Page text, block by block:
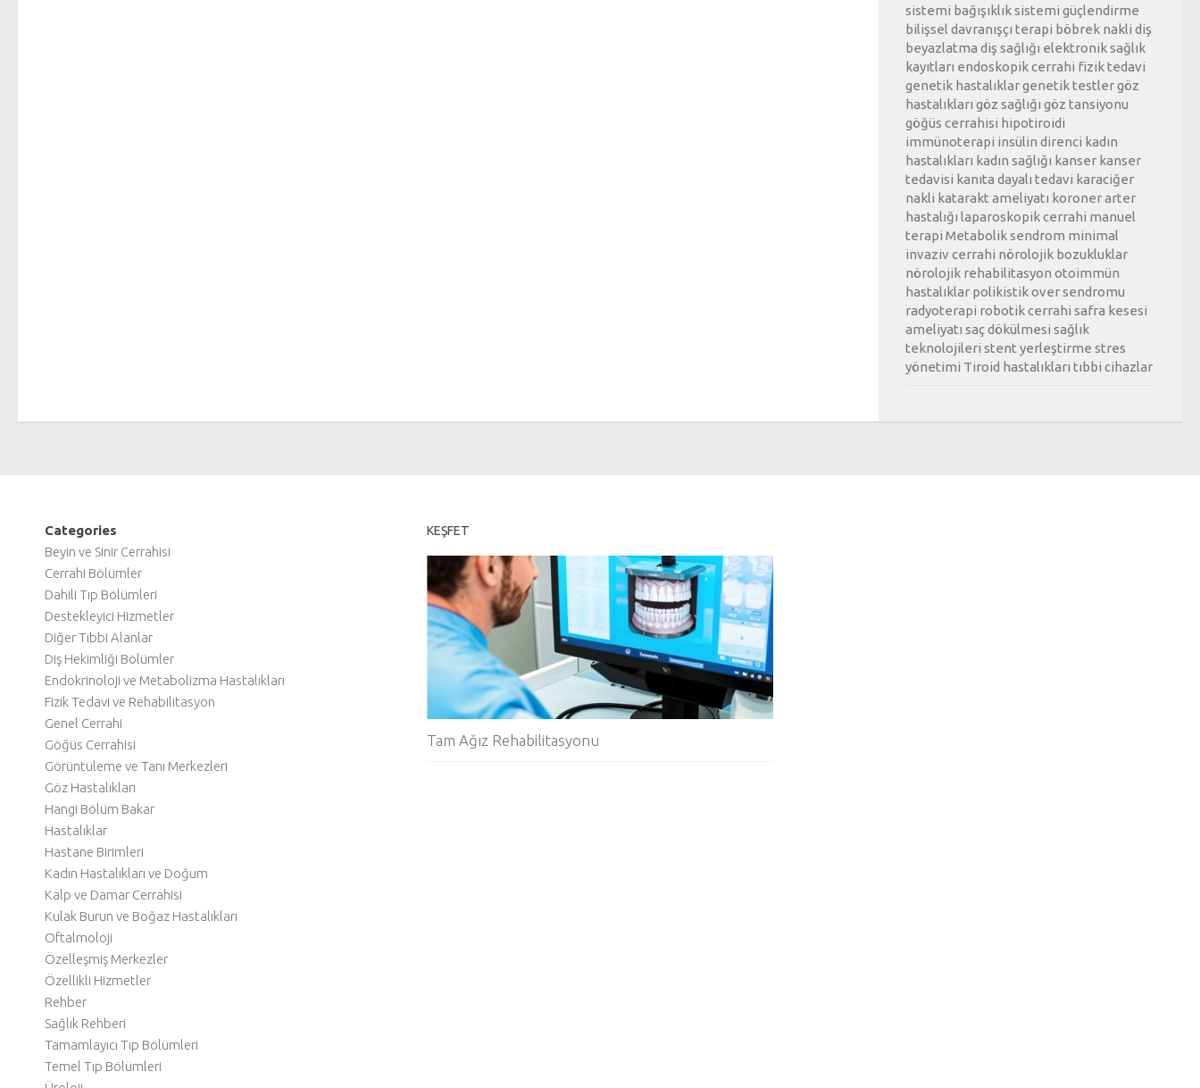
sistemi bağışıklık sistemi güçlendirme
bilişsel davranışçı terapi böbrek nakli diş
beyazlatma diş sağlığı elektronik sağlık
kayıtları endoskopik cerrahi fizik tedavi
genetik hastalıklargenetik testlergöz
hastalıkları göz sağlığı göz tansiyonu
göğüs cerrahisi hipotiroidi
immünoterapi insülin direnci kadın
hastalıkları kadın sağlığı kanser kanser
tedavisi kanıta dayalı tedavi karaciğer
nakli katarakt ameliyatı koroner arter
hastalığı laparoskopik cerrahi manuel
terapi Metabolik sendrom minimal
invaziv cerrahi nörolojik bozukluklar
nörolojik rehabilitasyon otoimmün
hastalıklar polikistik over sendromu
radyoterapi robotik cerrahi safra kesesi
ameliyatı saç dökülmesi sağlık
teknolojileri stent yerleştirme stres
yönetimi Tiroid hastalıkları tıbbi cihazlar
Categories
Beyin ve Sinir Cerrahisi
Cerrahi Bölümler
Dahili Tıp Bölümleri
Destekleyici Hizmetler
Diğer Tıbbi Alanlar
Diş Hekimliği Bölümler
Endokrinoloji ve Metabolizma Hastalıkları
Fizik Tedavi ve Rehabilitasyon
Genel Cerrahi
Göğüs Cerrahisi
Görüntüleme ve Tanı Merkezleri
Göz Hastalıkları
Hangi Bölüm Bakar
Hastalıklar
Hastane Birimleri
Kadın Hastalıkları ve Doğum
Kalp ve Damar Cerrahisi
Kulak Burun ve Boğaz Hastalıkları
Oftalmoloji
Özelleşmiş Merkezler
Özellikli Hizmetler
Rehber
Sağlık Rehberi
Tamamlayıcı Tıp Bölümleri
Temel Tıp Bölümleri
KEŞFET
Tam Ağız Rehabilitasyonu